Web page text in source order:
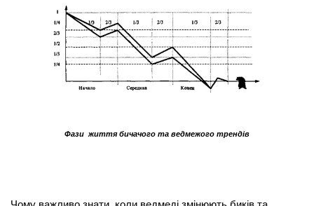
Фази  життя бичачого та ведмежого трендів